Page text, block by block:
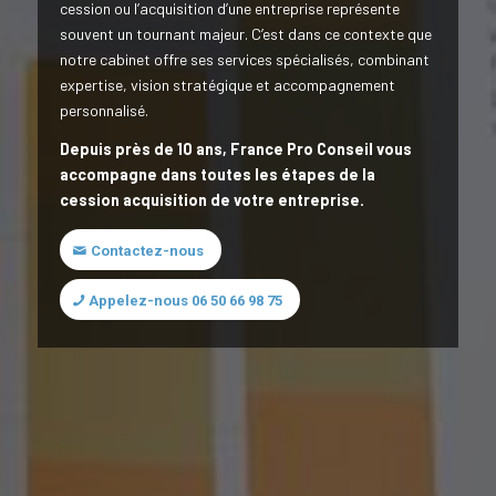
cession ou l’acquisition d’une entreprise représente
souvent un tournant majeur. C’est dans ce contexte que
notre cabinet offre ses services spécialisés, combinant
expertise, vision stratégique et accompagnement
personnalisé.
Depuis près de 10 ans, France Pro Conseil vous
accompagne dans toutes les étapes de la
cession acquisition de votre entreprise.
Contactez-nous
Appelez-nous 06 50 66 98 75